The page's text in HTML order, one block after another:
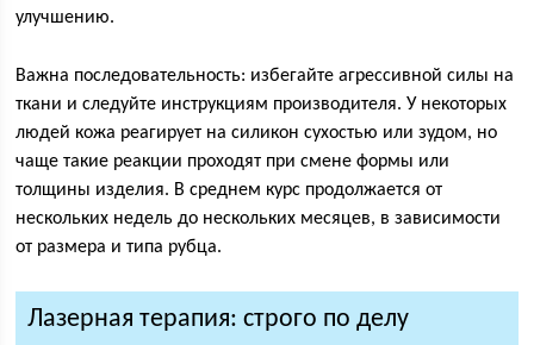
улучшению.
Важна последовательность: избегайте агрессивной силы на
ткани и следуйте инструкциям производителя. У некоторых
людей кожа реагирует на силикон сухостью или зудом, но
чаще такие реакции проходят при смене формы или
толщины изделия. В среднем курс продолжается от
нескольких недель до нескольких месяцев, в зависимости
от размера и типа рубца.
Лазерная терапия: строго по делу